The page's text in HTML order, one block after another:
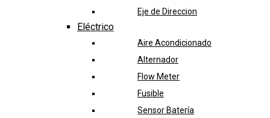
Eje de Direccion
Eléctrico
Aire Acondicionado
Alternador
Flow Meter
Fusible
Sensor Batería